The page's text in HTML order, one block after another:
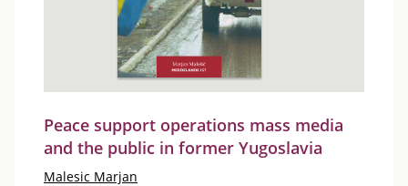
Peace support operations mass media
and the public in former Yugoslavia
Malesic Marjan